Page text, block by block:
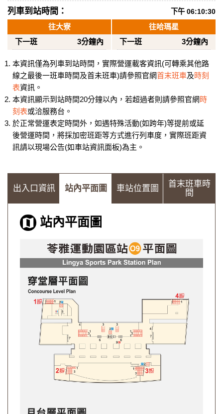
列車到站時間： 下午 06:10:30
往大寮
下一班
3分鐘內
往哈瑪星
下一班
3分鐘內
本資訊僅為列車到站時間，實際營運載客資訊(可轉乘其他路
線之最後一班車時間及首未班車)請參照官網首末班車及時刻
表資訊。
本資訊顯示到站時間20分鐘以內，若超過者則請參照官網 時
刻表或洽服務台。
於正常營運表定時間外，如遇特殊活動(如跨年)等提前或延
後營運時間，將採加密班距等方式進行列車度，實際班距資
訊請以現場公告(如車站資訊面板)為主。
出入口資訊 站內平面圖 車站位置圖
首末班車時
間
站內平面圖